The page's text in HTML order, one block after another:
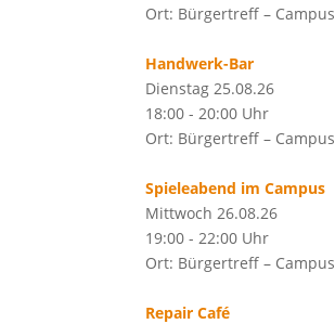
Ort: Bürgertreff – Campus
Handwerk-Bar
Dienstag 25.08.26
18:00 - 20:00 Uhr
Ort: Bürgertreff – Campus
Spieleabend im Campus
Mittwoch 26.08.26
19:00 - 22:00 Uhr
Ort: Bürgertreff – Campus
Repair Café